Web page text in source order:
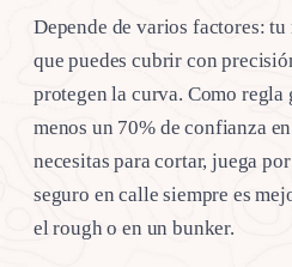
Depende de varios factores:
que puedes cubrir con
protegen la curva. Como regla
menos un 70% de confianza
necesitas para cortar, juega
seguro en calle siempre es
el rough o en un bunker.